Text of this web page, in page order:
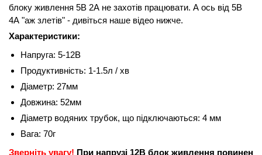
блоку живлення 5В 2А не захотів працювати. А ось від 5В
4А "аж злетів" - дивіться наше відео нижче.
Характеристики:
Напруга: 5-12В
Продуктивність: 1-1.5л / хв
Діаметр: 27мм
Довжина: 52мм
Діаметр водяних трубок, що підключаються: 4 мм
Вага: 70г
Зверніть увагу! При напрузі 12В блок живлення повинен